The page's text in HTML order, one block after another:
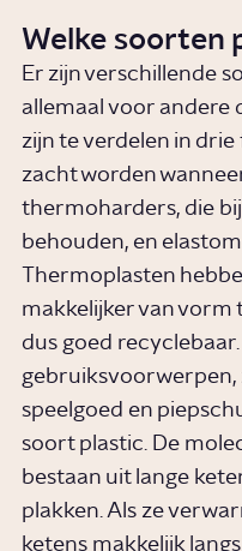
Welke soorten
Er zijn verschillende
allemaal voor andere
zijn te verdelen in
zacht worden
thermoharders, die
behouden, en
Thermoplasten
makkelijker van vorm
dus goed
gebruiksvoorwerpen,
speelgoed en
soort plastic. De
bestaan uit lange
plakken. Als ze
ketens makkelijk